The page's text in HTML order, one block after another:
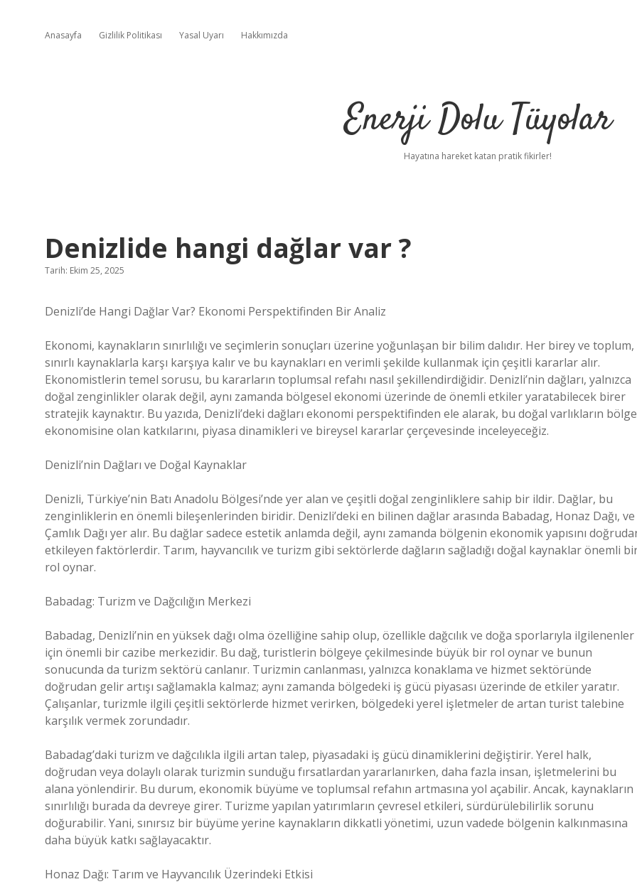
Anasayfa Gizlilik Politikası Yasal Uyarı Hakkımızda
Enerji Dolu Tüyolar
Hayatına hareket katan pratik fikirler!
Denizlide hangi dağlar var ?
Tarih: Ekim 25, 2025
Denizli’de Hangi Dağlar Var? Ekonomi Perspektifinden Bir Analiz
Ekonomi, kaynakların sınırlılığı ve seçimlerin sonuçları üzerine yoğunlaşan bir bilim dalıdır. Her birey ve toplum,
sınırlı kaynaklarla karşı karşıya kalır ve bu kaynakları en verimli şekilde kullanmak için çeşitli kararlar alır.
Ekonomistlerin temel sorusu, bu kararların toplumsal refahı nasıl şekillendirdiğidir. Denizli’nin dağları, yalnızca
doğal zenginlikler olarak değil, aynı zamanda bölgesel ekonomi üzerinde de önemli etkiler yaratabilecek birer
stratejik kaynaktır. Bu yazıda, Denizli’deki dağları ekonomi perspektifinden ele alarak, bu doğal varlıkların bölge
ekonomisine olan katkılarını, piyasa dinamikleri ve bireysel kararlar çerçevesinde inceleyeceğiz.
Denizli’nin Dağları ve Doğal Kaynaklar
Denizli, Türkiye’nin Batı Anadolu Bölgesi’nde yer alan ve çeşitli doğal zenginliklere sahip bir ildir. Dağlar, bu
zenginliklerin en önemli bileşenlerinden biridir. Denizli’deki en bilinen dağlar arasında Babadag, Honaz Dağı, ve
Çamlık Dağı yer alır. Bu dağlar sadece estetik anlamda değil, aynı zamanda bölgenin ekonomik yapısını
etkileyen faktörlerdir. Tarım, hayvancılık ve turizm gibi sektörlerde dağların sağladığı doğal kaynaklar önemli
rol oynar.
Babadag: Turizm ve Dağcılığın Merkezi
Babadag, Denizli’nin en yüksek dağı olma özelliğine sahip olup, özellikle dağcılık ve doğa sporlarıyla ilgilenenler
için önemli bir cazibe merkezidir. Bu dağ, turistlerin bölgeye çekilmesinde büyük bir rol oynar ve bunun
sonucunda da turizm sektörü canlanır. Turizmin canlanması, yalnızca konaklama ve hizmet sektöründe
doğrudan gelir artışı sağlamakla kalmaz; aynı zamanda bölgedeki iş gücü piyasası üzerinde de etkiler yaratır.
Çalışanlar, turizmle ilgili çeşitli sektörlerde hizmet verirken, bölgedeki yerel işletmeler de artan turist talebine
karşılık vermek zorundadır.
Babadag’daki turizm ve dağcılıkla ilgili artan talep, piyasadaki iş gücü dinamiklerini değiştirir. Yerel halk,
doğrudan veya dolaylı olarak turizmin sunduğu fırsatlardan yararlanırken, daha fazla insan, işletmelerini bu
alana yönlendirir. Bu durum, ekonomik büyüme ve toplumsal refahın artmasına yol açabilir. Ancak, kaynakların
sınırlılığı burada da devreye girer. Turizme yapılan yatırımların çevresel etkileri, sürdürülebilirlik sorunu
doğurabilir. Yani, sınırsız bir büyüme yerine kaynakların dikkatli yönetimi, uzun vadede bölgenin kalkınmasına
daha büyük katkı sağlayacaktır.
Honaz Dağı: Tarım ve Hayvancılık Üzerindeki Etkisi